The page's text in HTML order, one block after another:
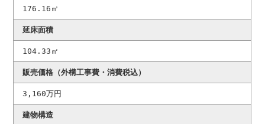
176.16㎡
延床面積
104.33㎡
販売価格（外構工事費・消費税込）
3,160万円
建物構造